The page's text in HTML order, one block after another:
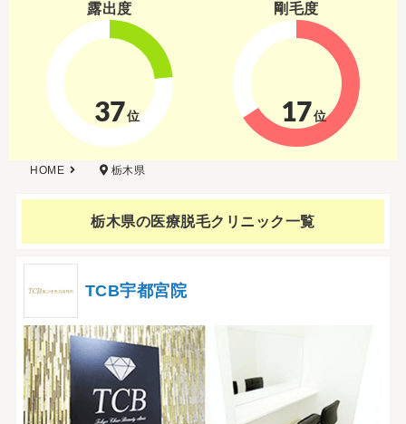
露出度
37位
剛毛度
17位
HOME 栃木県
栃木県の医療脱毛クリニック一覧
TCB宇都宮院